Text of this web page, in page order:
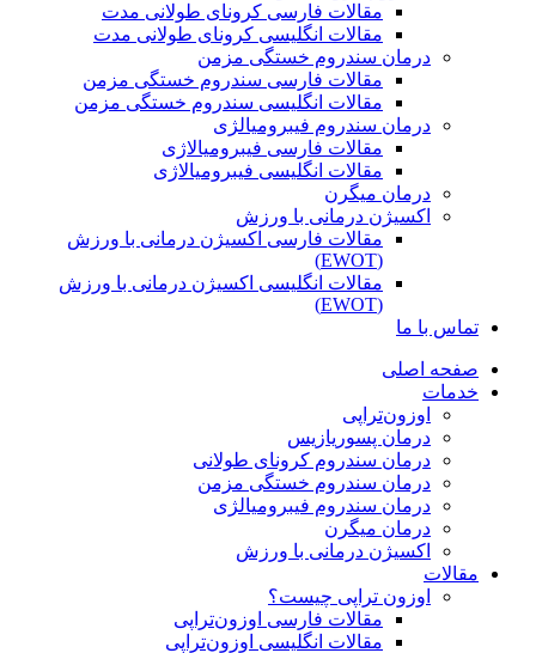
مقالات فارسی کرونای طولانی مدت
مقالات انگلیسی کرونای طولانی مدت
درمان سندروم خستگی مزمن
مقالات فارسی سندروم خستگی مزمن
مقالات انگلیسی سندروم خستگی مزمن
درمان سندروم فیبرومیالژی
مقالات فارسی فیبرومیالاژی
مقالات انگلیسی فیبرومیالاژی
درمان میگرن
اکسیژن درمانی با ورزش
مقالات فارسی اکسیژن درمانی با ورزش
(EWOT)
مقالات انگلیسی اکسیژن درمانی با ورزش
(EWOT)
تماس با ما
صفحه اصلی
خدمات
اوزون‌تراپی
درمان پسوریازیس
درمان سندروم کرونای طولانی
درمان سندروم خستگی مزمن
درمان سندروم فیبرومیالژی
درمان میگرن
اکسیژن درمانی با ورزش
مقالات
اوزون تراپی چیست؟
مقالات فارسی اوزون‌تراپی
مقالات انگلیسی اوزون‌تراپی